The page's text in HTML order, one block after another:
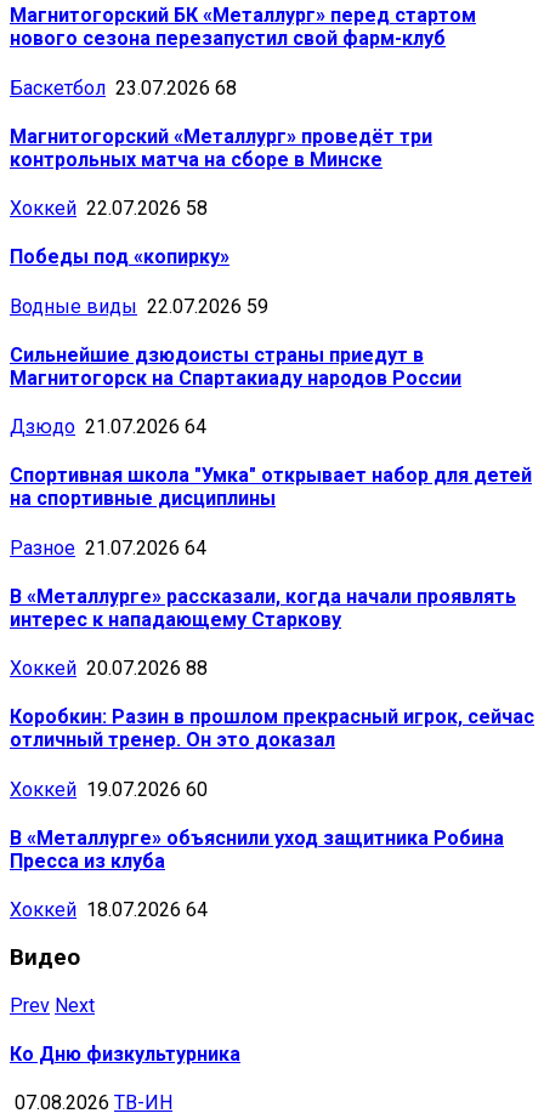
Магнитогорский БК «Металлург» перед стартом
нового сезона перезапустил свой фарм-клуб
Баскетбол 23.07.2026 68
Магнитогорский «Металлург» проведёт три
контрольных матча на сборе в Минске
Хоккей 22.07.2026 58
Победы под «копирку»
Водные виды 22.07.2026 59
Сильнейшие дзюдоисты страны приедут в
Магнитогорск на Спартакиаду народов России
Дзюдо 21.07.2026 64
Спортивная школа "Умка" открывает набор для детей
на спортивные дисциплины
Разное 21.07.2026 64
В «Металлурге» рассказали, когда начали проявлять
интерес к нападающему Старкову
Хоккей 20.07.2026 88
Коробкин: Разин в прошлом прекрасный игрок, сейчас
отличный тренер. Он это доказал
Хоккей 19.07.2026 60
В «Металлурге» объяснили уход защитника Робина
Пресса из клуба
Хоккей 18.07.2026 64
Видео
Prev Next
Ко Дню физкультурника
07.08.2026 ТВ-ИН